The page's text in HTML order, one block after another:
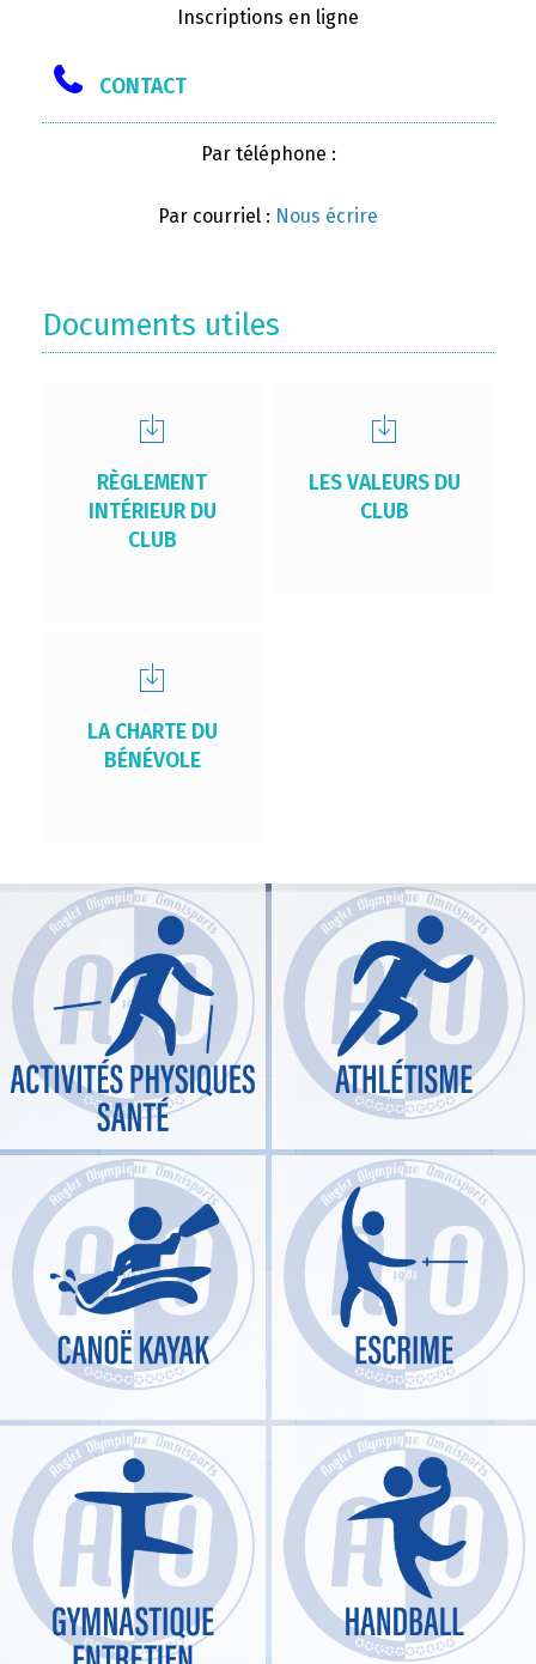
Inscriptions en ligne
CONTACT
Par téléphone :
Par courriel : Nous écrire
Documents utiles
RÈGLEMENT
INTÉRIEUR DU
CLUB
LES VALEURS DU
CLUB
LA CHARTE DU
BÉNÉVOLE